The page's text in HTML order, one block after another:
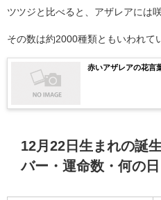
ツツジと比べると、アザレアには
その数は約2000種類ともいわれて
赤いアザレアの花言
12月22日生まれの誕
バー・運命数・何の日